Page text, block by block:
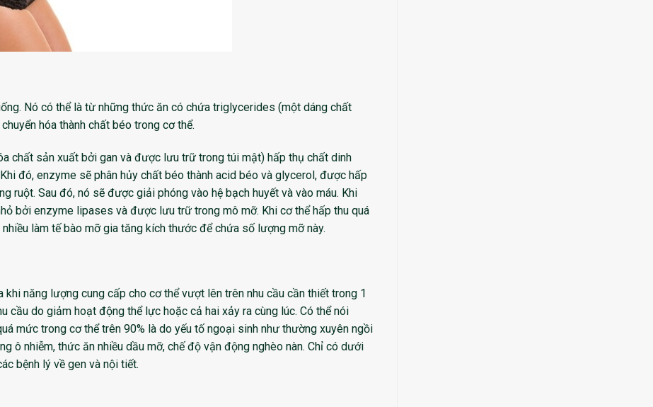
Nó có thể là từ những thức ăn có chứa triglycerides (một dáng chất
hóa thành chất béo trong cơ thể.
chất sản xuất bởi gan và được lưu trữ trong túi mật) hấp thụ chất dinh
đó, enzyme sẽ phân hủy chất béo thành acid béo và glycerol, được hấp
ruột. Sau đó, nó sẽ được giải phóng vào hệ bạch huyết và vào máu. Khi
bởi enzyme lipases và được lưu trữ trong mô mỡ. Khi cơ thể hấp thu quá
làm tế bào mỡ gia tăng kích thước để chứa số lượng mỡ này.
năng lượng cung cấp cho cơ thể vượt lên trên nhu cầu cần thiết trong 1
cầu do giảm hoạt động thể lực hoặc cả hai xảy ra cùng lúc. Có thể nói
mức trong cơ thể trên 90% là do yếu tố ngoại sinh như thường xuyên ngồi
ô nhiễm, thức ăn nhiều dầu mỡ, chế độ vận động nghèo nàn. Chỉ có dưới
bệnh lý về gen và nội tiết.